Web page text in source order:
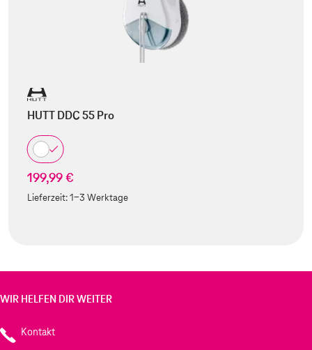
HUTT DDC 55 Pro
199,99 €
Lieferzeit:1-3 Werktage
WIR HELFEN DIR WEITER
Kontakt